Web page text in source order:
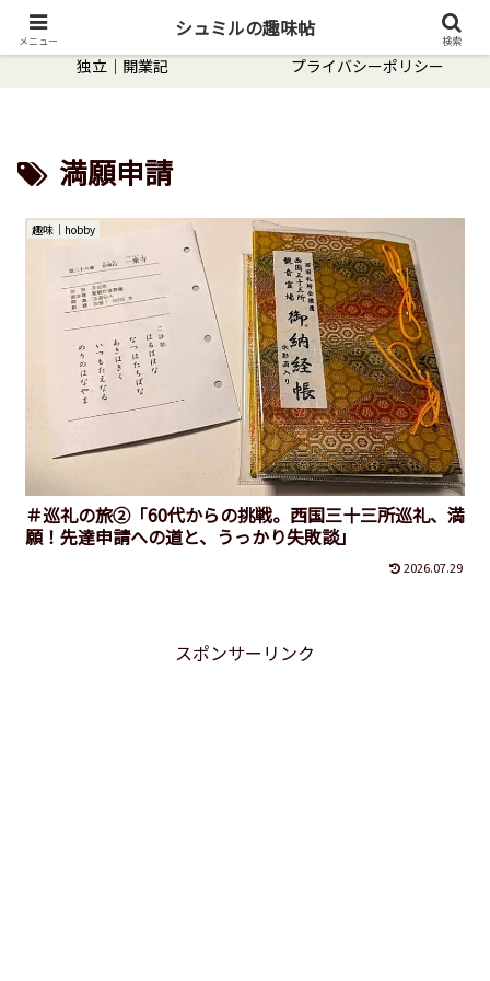
独立｜開業記
プライバシーポリシー
満願申請
趣味｜hobby
＃巡礼の旅②「60代からの挑戦。西国三十三所巡礼、満
願！先達申請への道と、うっかり失敗談」
2026.07.29
スポンサーリンク
メニュー
シュミルの趣味帖
検索